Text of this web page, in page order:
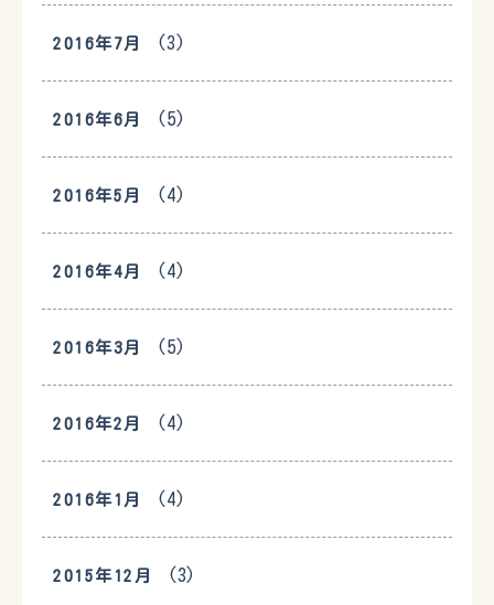
2016年7月 (3)
2016年6月 (5)
2016年5月 (4)
2016年4月 (4)
2016年3月 (5)
2016年2月 (4)
2016年1月 (4)
2015年12月 (3)